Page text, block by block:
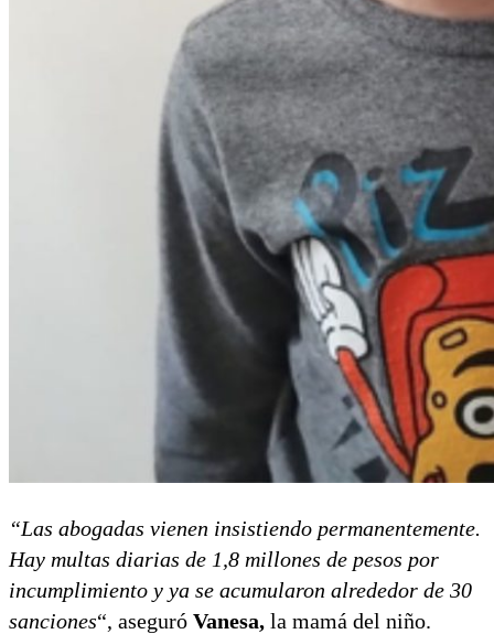
“Las abogadas vienen insistiendo permanentemente.
Hay multas diarias de 1,8 millones de pesos por
incumplimiento y ya se acumularon alrededor de 30
sanciones“, aseguró Vanesa, la mamá del niño.